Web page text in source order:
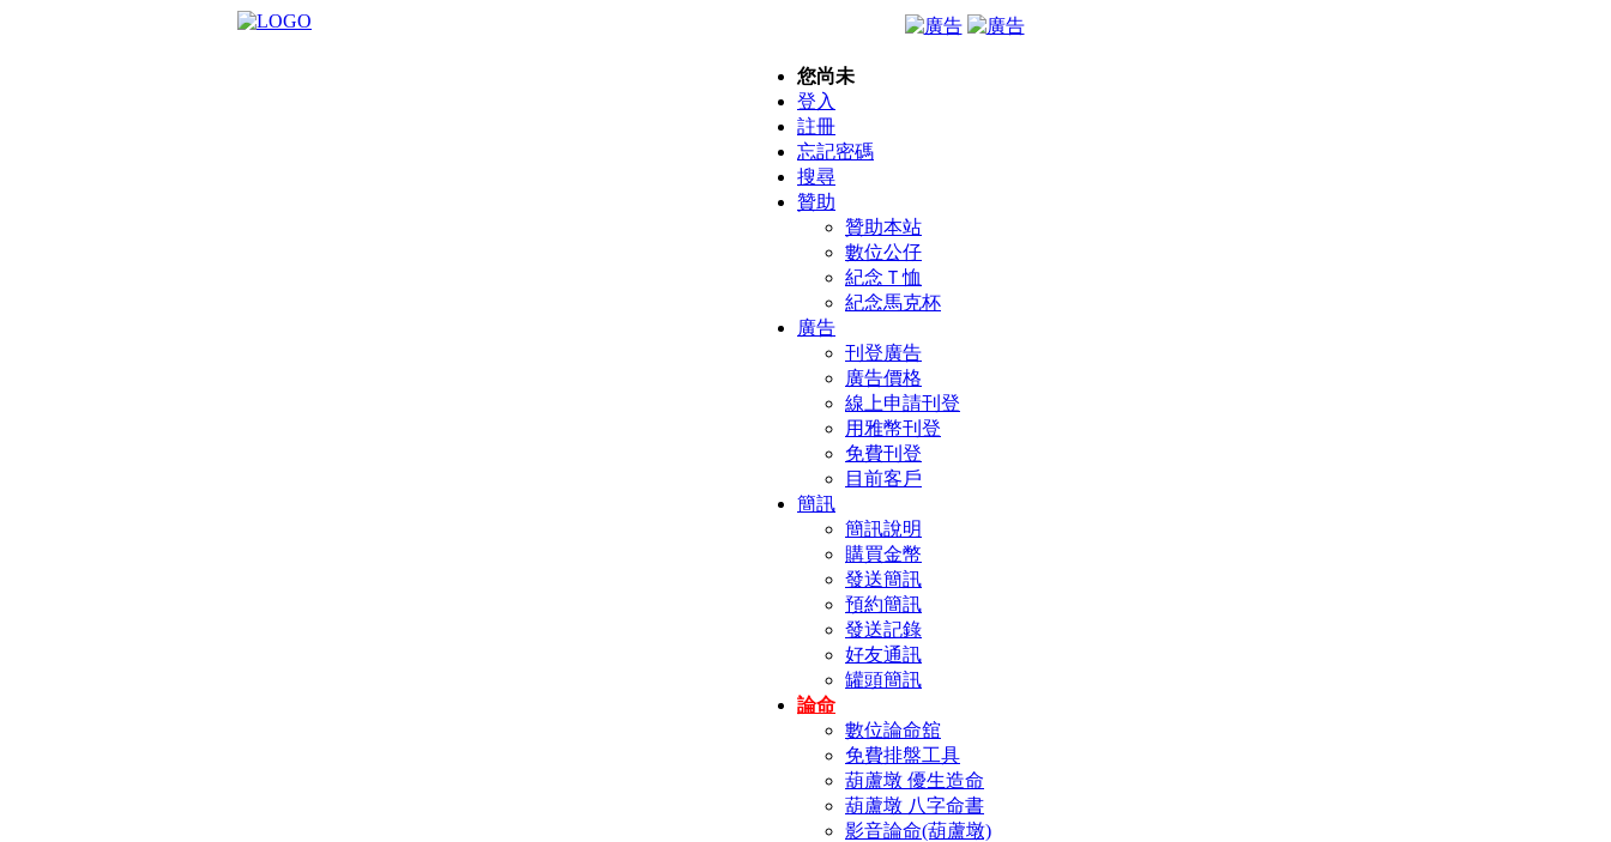
您尚未
登入
註冊
忘記密碼
搜尋
贊助
贊助本站
數位公仔
紀念Ｔ恤
紀念馬克杯
廣告
刊登廣告
廣告價格
線上申請刊登
用雅幣刊登
免費刊登
目前客戶
簡訊
簡訊說明
購買金幣
發送簡訊
預約簡訊
發送記錄
好友通訊
罐頭簡訊
論命
數位論命舘
免費排盤工具
葫蘆墩 優生造命
葫蘆墩 八字命書
影音論命(葫蘆墩)